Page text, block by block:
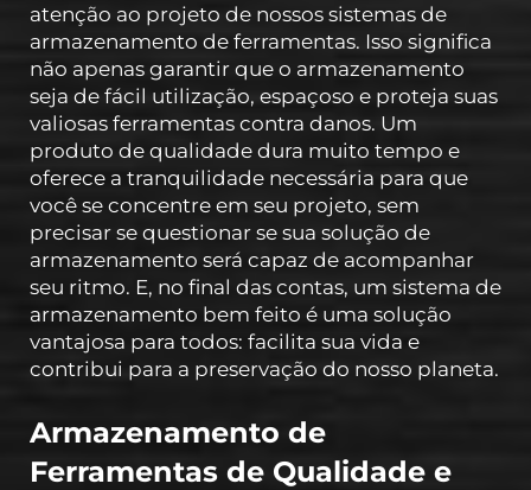
atenção ao projeto de nossos sistemas de
armazenamento de ferramentas. Isso significa
não apenas garantir que o armazenamento
seja de fácil utilização, espaçoso e proteja suas
valiosas ferramentas contra danos. Um
produto de qualidade dura muito tempo e
oferece a tranquilidade necessária para que
você se concentre em seu projeto, sem
precisar se questionar se sua solução de
armazenamento será capaz de acompanhar
seu ritmo. E, no final das contas, um sistema de
armazenamento bem feito é uma solução
vantajosa para todos: facilita sua vida e
contribui para a preservação do nosso planeta.
Armazenamento de
Ferramentas de Qualidade e